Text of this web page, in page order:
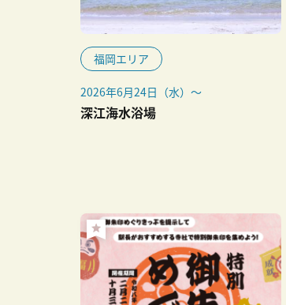
福岡エリア
2026年6月24日（水）～
深江海水浴場